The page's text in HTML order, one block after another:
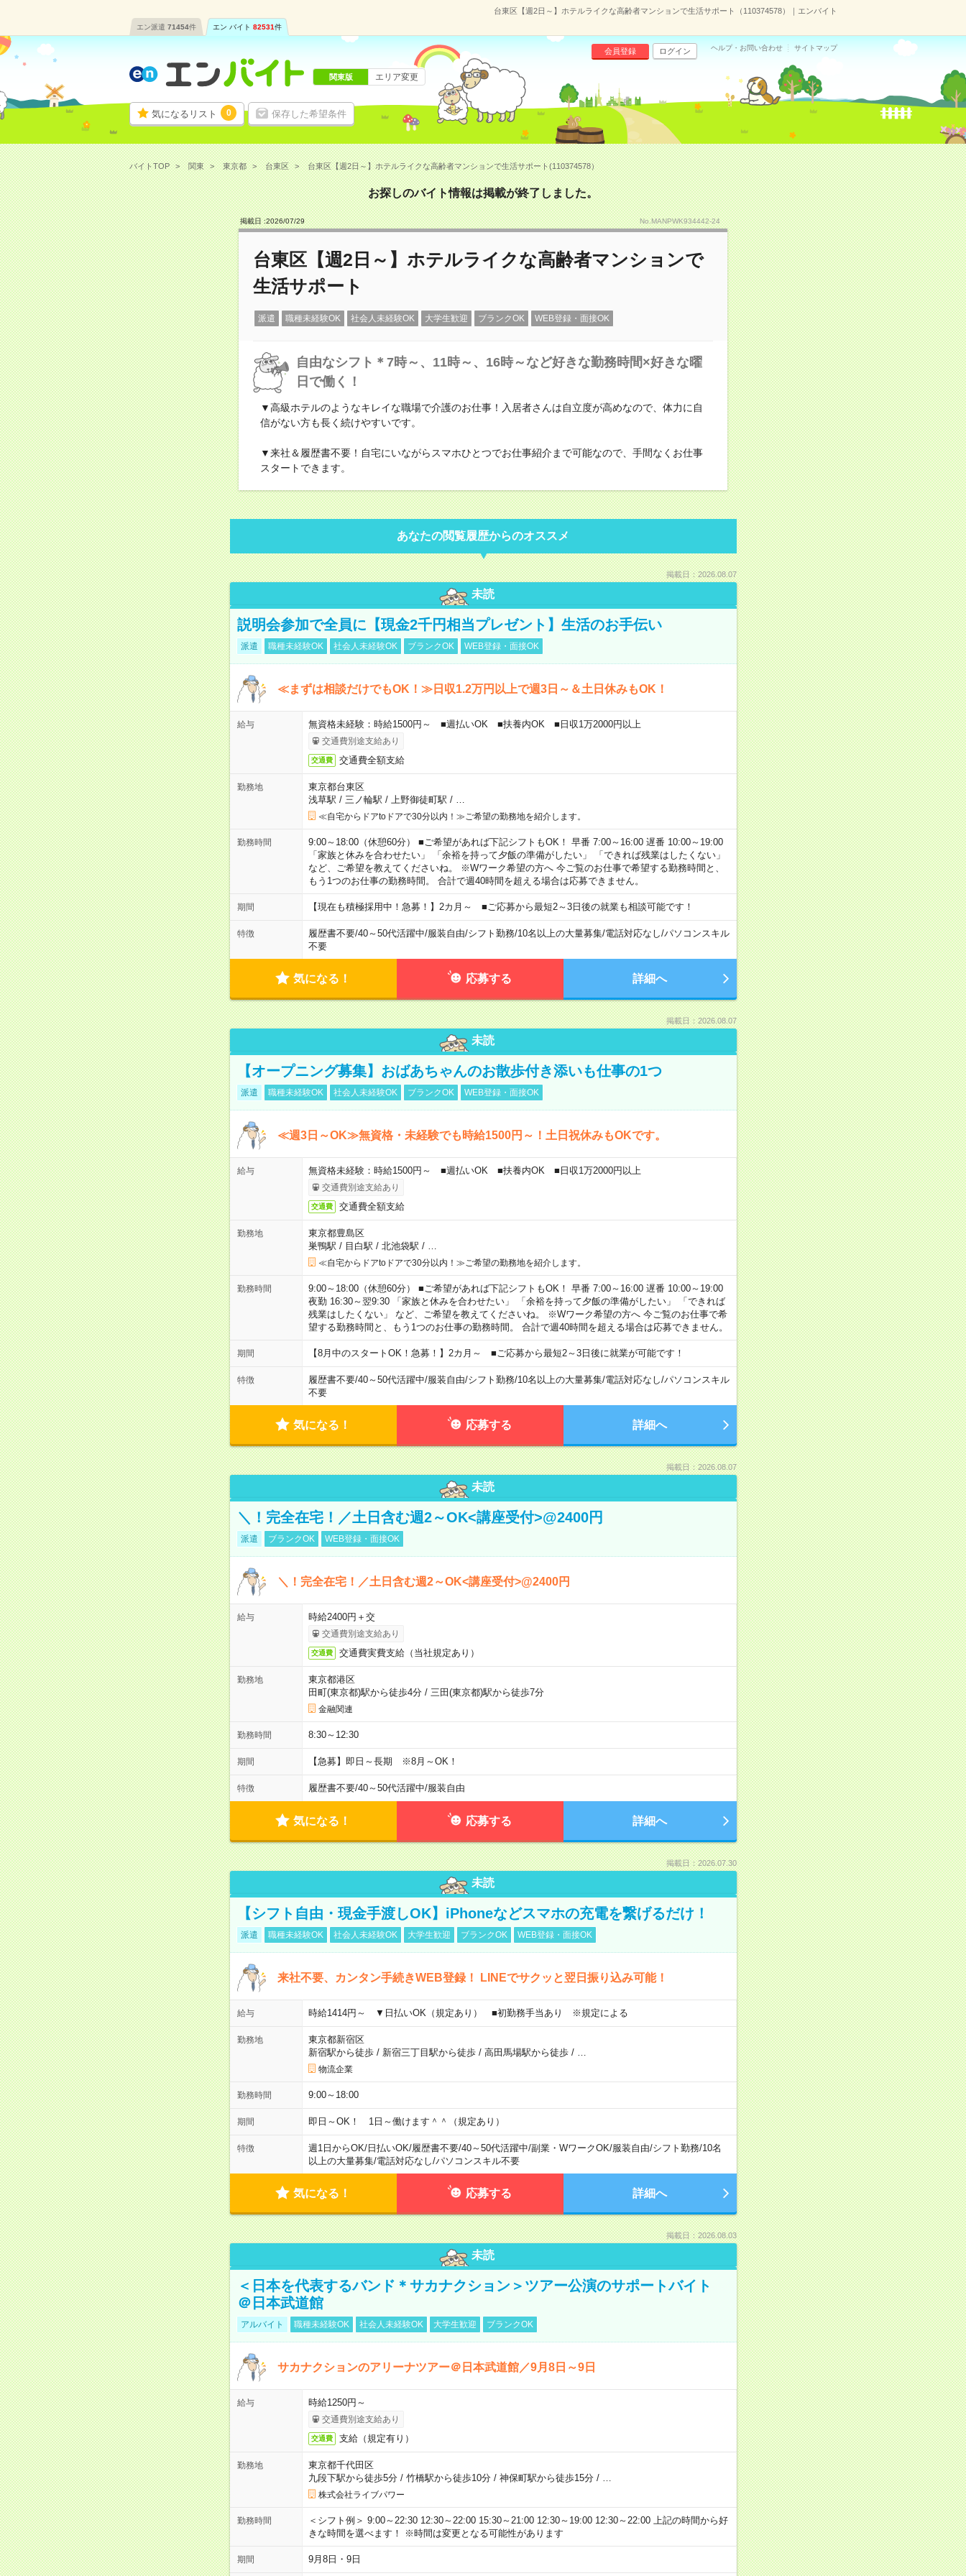
台東区【週2日～】ホテルライクな高齢者マンションで生活サポート（110374578）｜エンバイト
エン派遣 71454件 エン バイト 82531件
気になるリスト 0 保存した希望条件
会員登録 ログイン ヘルプ・お問い合わせ サイトマップ
関東版 エリア変更
バイトTOP 関東 東京都 台東区 台東区【週2日～】ホテルライクな高齢者マンションで生活サポート(110374578）
お探しのバイト情報は掲載が終了しました。
掲載日 :2026/07/29 No.MANPWK934442-24
台東区【週2日～】ホテルライクな高齢者マンションで
生活サポート
派遣 職種未経験OK 社会人未経験OK 大学生歓迎 ブランクOK WEB登録・面接OK
自由なシフト＊7時～、11時～、16時～など好きな勤務時間×好きな曜
日で働く！
▼高級ホテルのようなキレイな職場で介護のお仕事！入居者さんは自立度が高めなので、体力に自
信がない方も長く続けやすいです。
▼来社＆履歴書不要！自宅にいながらスマホひとつでお仕事紹介まで可能なので、手間なくお仕事
スタートできます。
あなたの閲覧履歴からのオススメ
掲載日：2026.08.07
未読
説明会参加で全員に【現金2千円相当プレゼント】生活のお手伝い
派遣 職種未経験OK 社会人未経験OK ブランクOK WEB登録・面接OK
≪まずは相談だけでもOK！≫日収1.2万円以上で週3日～＆土日休みもOK！
給与 無資格未経験：時給1500円～ ■週払いOK ■扶養内OK ■日収1万2000円以上
交通費別途支給あり
交通費 交通費全額支給
勤務地
東京都台東区
浅草駅 / 三ノ輪駅 / 上野御徒町駅 /
≪自宅からドアtoドアで30分以内！≫ご希望の勤務地を紹介します。
勤務時間
9:00～18:00（休憩60分） ■ご希望があれば下記シフトもOK！ 早番 7:00～16:00 遅番 10:00～19:00
「家族と休みを合わせたい」 「余裕を持って夕飯の準備がしたい」 「できれば残業はしたくない」
など、ご希望を教えてくださいね。 ※Wワーク希望の方へ 今ご覧のお仕事で希望する勤務時間と、
もう1つのお仕事の勤務時間。 合計で週40時間を超える場合は応募できません。
期間 【現在も積極採用中！急募！】2カ月～ ■ご応募から最短2～3日後の就業も相談可能です！
特徴 履歴書不要/40～50代活躍中/服装自由/シフト勤務/10名以上の大量募集/電話対応なし/パソコンスキル
不要
気になる！ 応募する 詳細へ
掲載日：2026.08.07
未読
【オープニング募集】おばあちゃんのお散歩付き添いも仕事の1つ
派遣 職種未経験OK 社会人未経験OK ブランクOK WEB登録・面接OK
≪週3日～OK≫無資格・未経験でも時給1500円～！土日祝休みもOKです。
給与 無資格未経験：時給1500円～ ■週払いOK ■扶養内OK ■日収1万2000円以上
交通費別途支給あり
交通費 交通費全額支給
勤務地
東京都豊島区
巣鴨駅 / 目白駅 / 北池袋駅 /
≪自宅からドアtoドアで30分以内！≫ご希望の勤務地を紹介します。
勤務時間
9:00～18:00（休憩60分） ■ご希望があれば下記シフトもOK！ 早番 7:00～16:00 遅番 10:00～19:00
夜勤 16:30～翌9:30 「家族と休みを合わせたい」 「余裕を持って夕飯の準備がしたい」 「できれば
残業はしたくない」 など、ご希望を教えてくださいね。 ※Wワーク希望の方へ 今ご覧のお仕事で希
望する勤務時間と、もう1つのお仕事の勤務時間。 合計で週40時間を超える場合は応募できません。
期間 【8月中のスタートOK！急募！】2カ月～ ■ご応募から最短2～3日後に就業が可能です！
特徴 履歴書不要/40～50代活躍中/服装自由/シフト勤務/10名以上の大量募集/電話対応なし/パソコンスキル
不要
気になる！ 応募する 詳細へ
掲載日：2026.08.07
未読
＼！完全在宅！／土日含む週2～OK<講座受付>@2400円
派遣 ブランクOK WEB登録・面接OK
＼！完全在宅！／土日含む週2～OK<講座受付>@2400円
給与 時給2400円＋交
交通費別途支給あり
交通費 交通費実費支給（当社規定あり）
勤務地
東京都港区
田町(東京都)駅から徒歩4分/ 三田(東京都)駅から徒歩7分
金融関連
勤務時間 8:30～12:30
期間 【急募】即日～長期 ※8月～OK！
特徴 履歴書不要/40～50代活躍中/服装自由
気になる！ 応募する 詳細へ
掲載日：2026.07.30
未読
【シフト自由・現金手渡しOK】iPhoneなどスマホの充電を繋げるだけ！
派遣 職種未経験OK 社会人未経験OK 大学生歓迎 ブランクOK WEB登録・面接OK
来社不要、カンタン手続きWEB登録！ LINEでサクッと翌日振り込み可能！
給与 時給1414円～ ▼日払いOK（規定あり） ■初勤務手当あり ※規定による
勤務地
東京都新宿区
新宿駅から徒歩/ 新宿三丁目駅から徒歩/ 高田馬場駅から徒歩/
物流企業
勤務時間 9:00～18:00
期間 即日～OK！ 1日～働けます＾＾（規定あり）
特徴 週1日からOK/日払いOK/履歴書不要/40～50代活躍中/副業・WワークOK/服装自由/シフト勤務/10名
以上の大量募集/電話対応なし/パソコンスキル不要
気になる！ 応募する 詳細へ
掲載日：2026.08.03
未読
＜日本を代表するバンド＊サカナクション＞ツアー公演のサポートバイト
＠日本武道館
アルバイト 職種未経験OK 社会人未経験OK 大学生歓迎 ブランクOK
サカナクションのアリーナツアー＠日本武道館／9月8日～9日
給与 時給1250円～
交通費別途支給あり
交通費 支給（規定有り）
勤務地
東京都千代田区
九段下駅から徒歩5分/ 竹橋駅から徒歩10分/ 神保町駅から徒歩15分/
株式会社ライブパワー
勤務時間
＜シフト例＞ 9:00～22:30 12:30～22:00 15:30～21:00 12:30～19:00 12:30～22:00 上記の時間から好
きな時間を選べます！ ※時間は変更となる可能性があります
期間 9月8日・9日